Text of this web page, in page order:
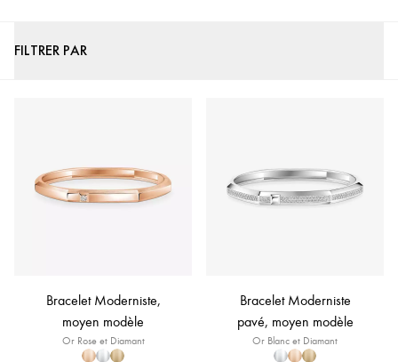
FILTRER PAR
Bracelet Moderniste,
moyen modèle
Or Rose et Diamant
Bracelet Moderniste
pavé, moyen modèle
Or Blanc et Diamant